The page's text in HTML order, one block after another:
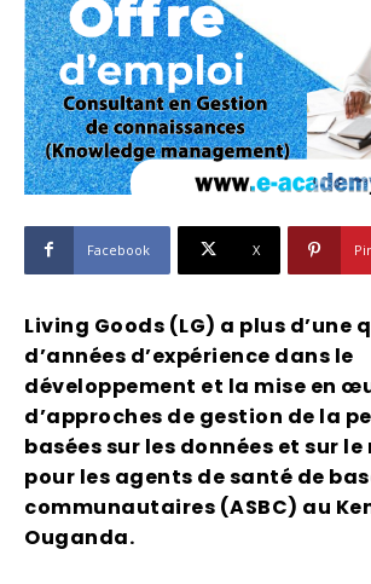
Facebook X
Living Goods (LG) a plus d’une
d’années d’expérience dans le
développement et la mise en
d’approches de gestion de la
basées sur les données et sur
pour les agents de santé de
communautaires (ASBC) au
Ouganda.